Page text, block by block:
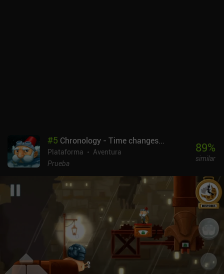
#5 Chronology - Time changes...
Plataforma
Aventura
Prueba
89%
similar